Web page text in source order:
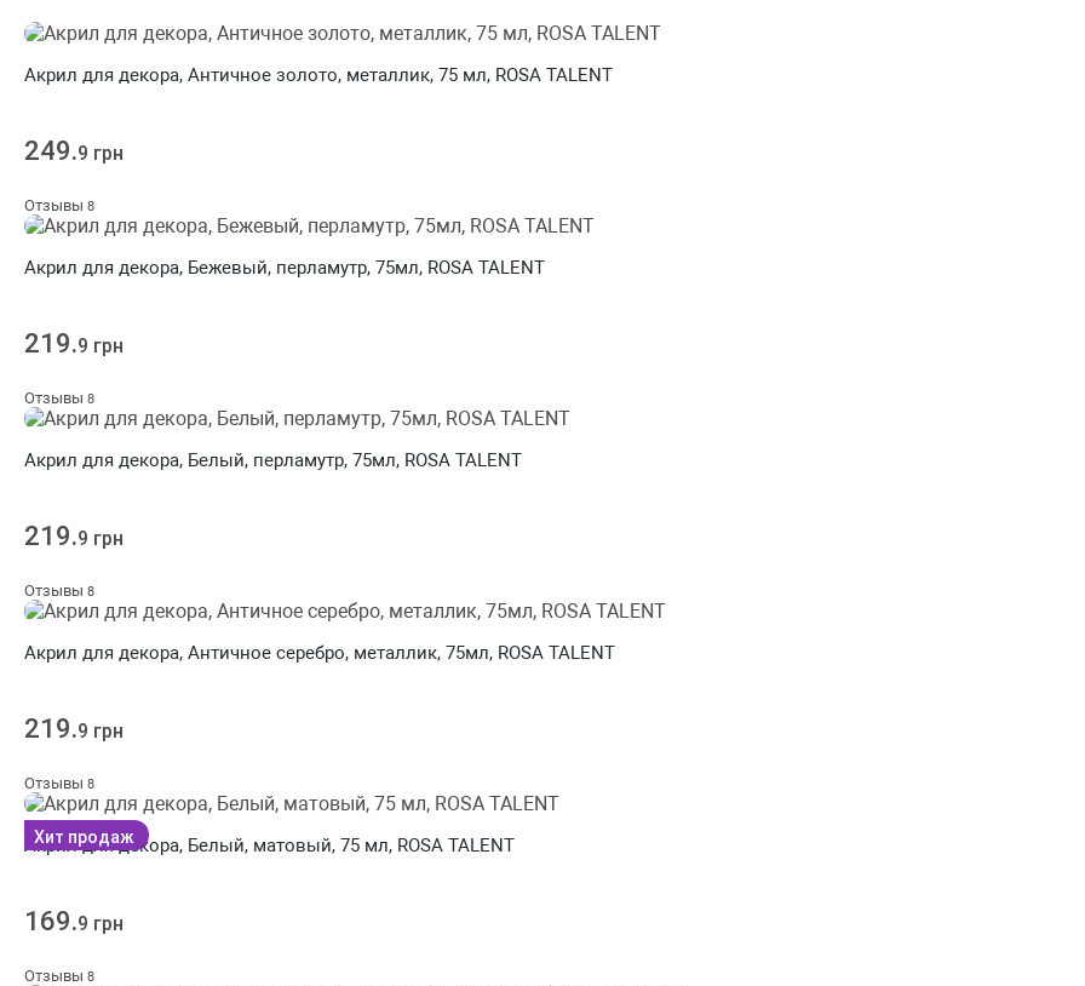
Акрил для декора, Античное золото, металлик, 75 мл, ROSA TALENT
249.9 грн
Отзывы 8
Акрил для декора, Бежевый, перламутр, 75мл, ROSA TALENT
219.9 грн
Отзывы 8
Акрил для декора, Белый, перламутр, 75мл, ROSA TALENT
219.9 грн
Отзывы 8
Акрил для декора, Античное серебро, металлик, 75мл, ROSA TALENT
219.9 грн
Отзывы 8
Акрил для декора, Белый, матовый, 75 мл, ROSA TALENT
169.9 грн
Отзывы 8
Хит продаж